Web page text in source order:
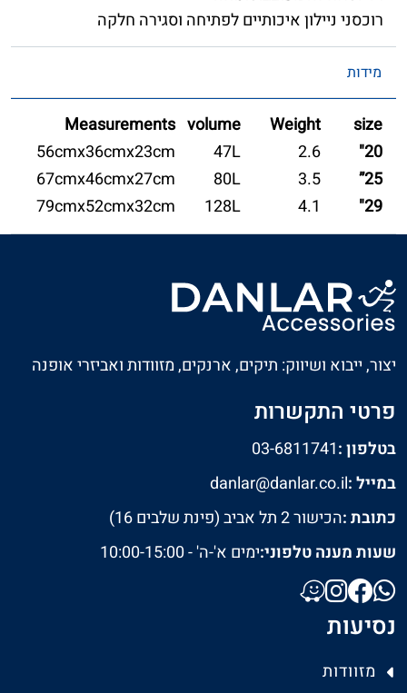
רוכסני ניילון איכותיים לפתיחה וסגירה חלקה
מידות
size
Weight
volume
Measurements
20"
2.6
47L
56cmx36cmx23cm
25”
3.5
80L
67cmx46cmx27cm
29"
4.1
128L
79cmx52cmx32cm
יצור, ייבוא ושיווק: תיקים, ארנקים, מזוודות ואביזרי אופנה
פרטי התקשרות
בטלפון :03-6811741
במייל :danlar@danlar.co.il
כתובת :הכישור 2 תל אביב (פינת שלבים 16)
שעות מענה טלפוני:ימים א'-ה' - 10:00-15:00
נסיעות
מזוודות